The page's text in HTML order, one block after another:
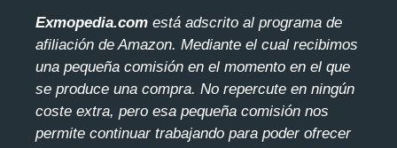
Exmopedia.com está adscrito al programa de
afiliación de Amazon. Mediante el cual recibimos
una pequeña comisión en el momento en el que
se produce una compra. No repercute en ningún
coste extra, pero esa pequeña comisión nos
permite continuar trabajando para poder ofrecer